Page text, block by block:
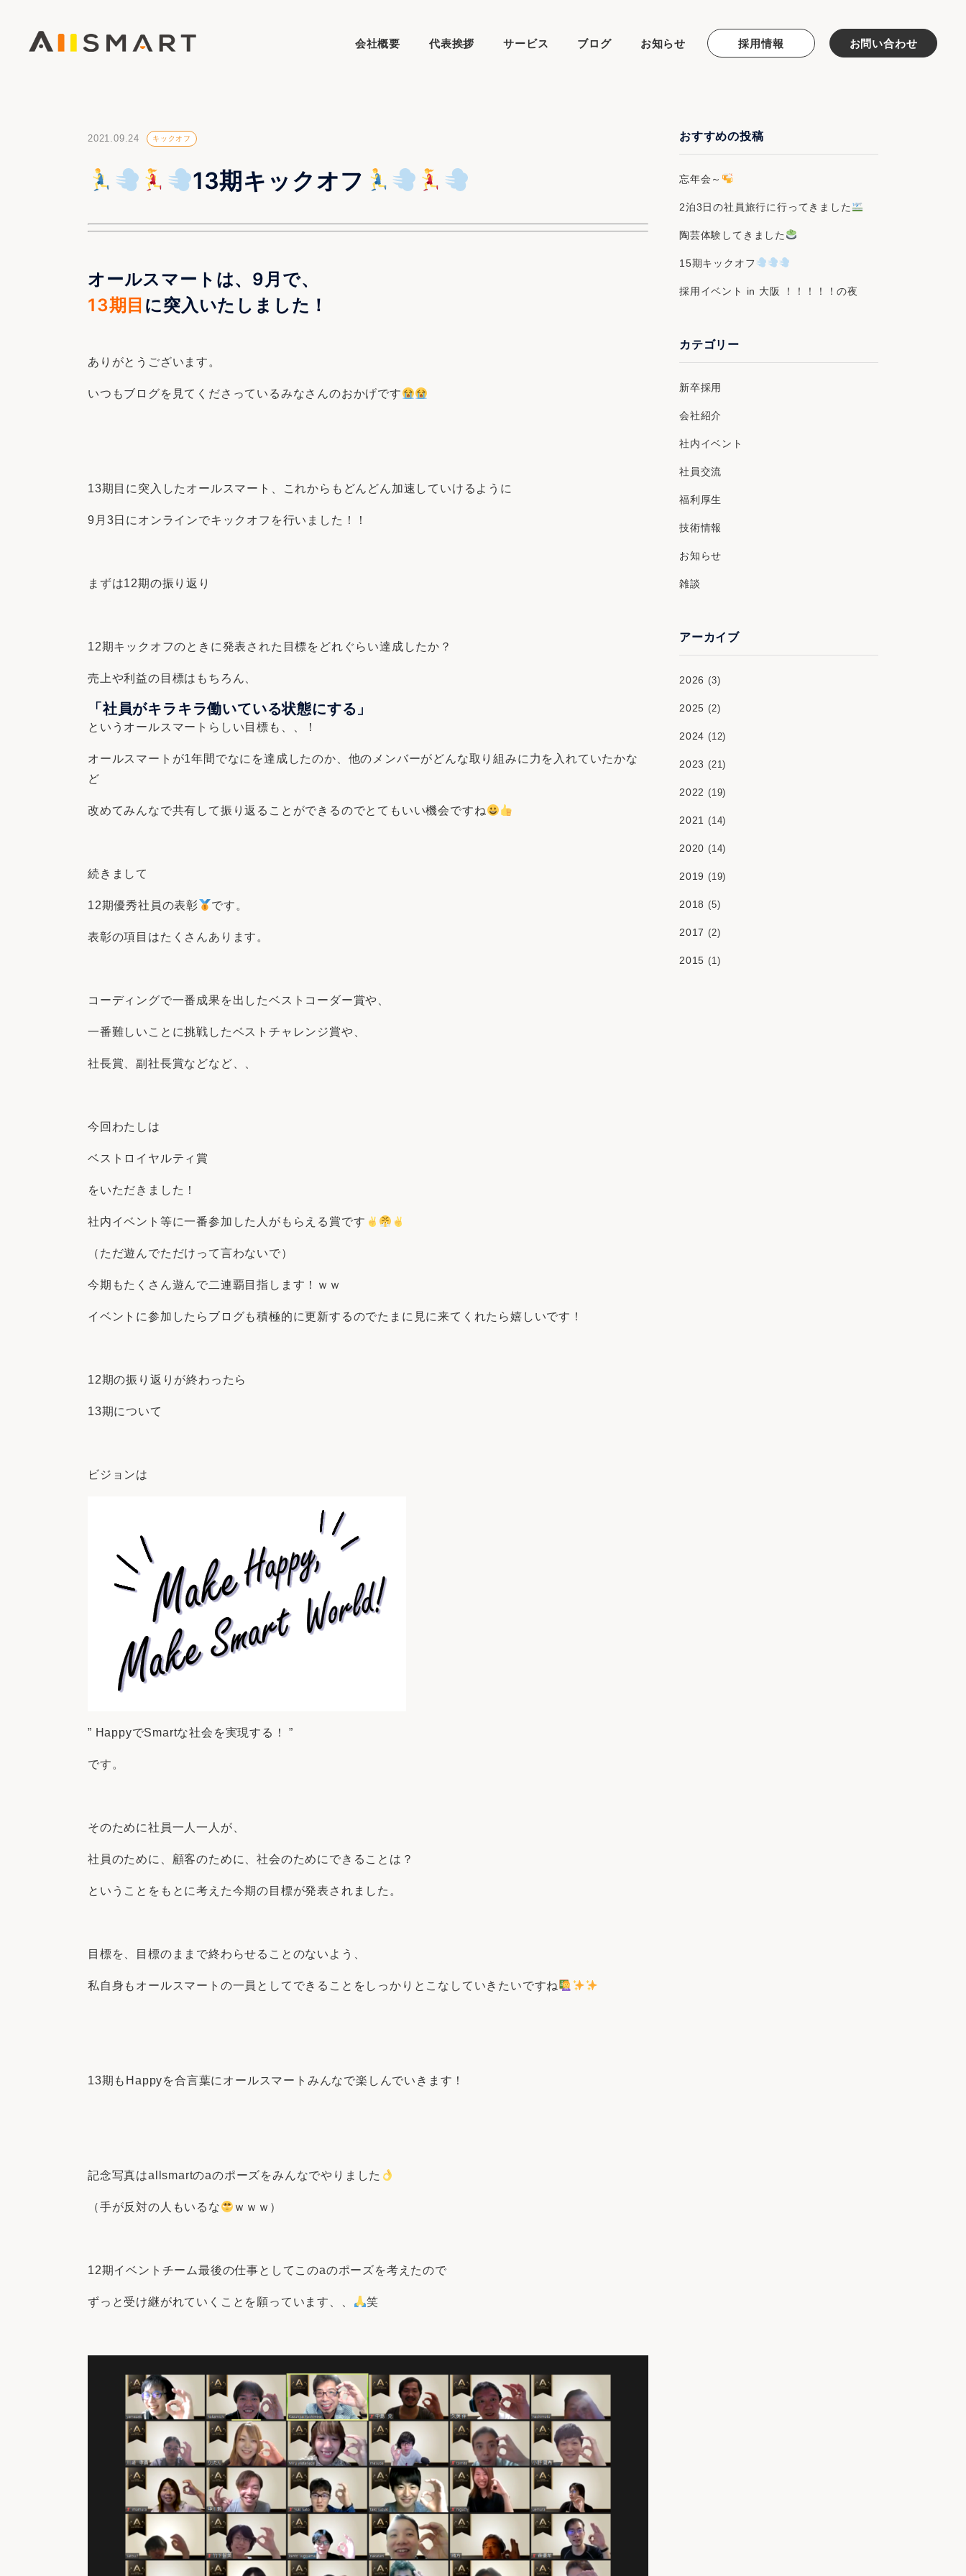
会社概要 代表挨拶 サービス ブログ お知らせ 採用情報 お問い合わせ
2021.09.24 キックオフ
13期キックオフ
オールスマートは、9月で、
13期目 に突入いたしました！
ありがとうございます。
いつもブログを見てくださっているみなさんのおかげです
13期目に突入したオールスマート、これからもどんどん加速していけるように
9月3日にオンラインでキックオフを行いました！！
まずは12期の振り返り
12期キックオフのときに発表された目標をどれぐらい達成したか？
売上や利益の目標はもちろん、
「社員がキラキラ働いている状態にする」
というオールスマートらしい目標も、、！
オールスマートが1年間でなにを達成したのか、他のメンバーがどんな取り組みに力を入れていたかな
ど
改めてみんなで共有して振り返ることができるのでとてもいい機会ですね
続きまして
12期優秀社員の表彰 です。
表彰の項目はたくさんあります。
コーディングで一番成果を出したベストコーダー賞や、
一番難しいことに挑戦したベストチャレンジ賞や、
社長賞、副社長賞などなど、、
今回わたしは
ベストロイヤルティ賞
をいただきました！
社内イベント等に一番参加した人がもらえる賞です
（ただ遊んでただけって言わないで）
今期もたくさん遊んで二連覇目指します！ｗｗ
イベントに参加したらブログも積極的に更新するのでたまに見に来てくれたら嬉しいです！
12期の振り返りが終わったら
13期について
ビジョンは
” HappyでSmartな社会を実現する！ ”
です。
そのために社員一人一人が、
社員のために、顧客のために、社会のためにできることは？
ということをもとに考えた今期の目標が発表されました。
目標を、目標のままで終わらせることのないよう、
私自身もオールスマートの一員としてできることをしっかりとこなしていきたいですね
13期もHappyを合言葉にオールスマートみんなで楽しんでいきます！
記念写真はallsmartのaのポーズをみんなでやりました
（手が反対の人もいるな ｗｗｗ）
12期イベントチーム最後の仕事としてこのaのポーズを考えたので
ずっと受け継がれていくことを願っています、、 笑
おすすめの投稿
忘年会～
2泊3日の社員旅行に行ってきました
陶芸体験してきました
15期キックオフ
採用イベント in 大阪 ！！！！！の夜
カテゴリー
新卒採用
会社紹介
社内イベント
社員交流
福利厚生
技術情報
お知らせ
雑談
アーカイブ
2026 (3)
2025 (2)
2024 (12)
2023 (21)
2022 (19)
2021 (14)
2020 (14)
2019 (19)
2018 (5)
2017 (2)
2015 (1)